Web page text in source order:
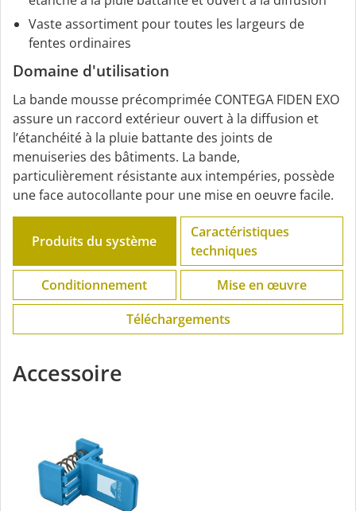
Vaste assortiment pour toutes les largeurs de
fentes ordinaires
Domaine d'utilisation
La bande mousse précomprimée CONTEGA FIDEN EXO
assure un raccord extérieur ouvert à la diffusion et
l’étanchéité à la pluie battante des joints de
menuiseries des bâtiments. La bande,
particulièrement résistante aux intempéries, possède
une face autocollante pour une mise en oeuvre facile.
Produits du système
Caractéristiques
techniques
Conditionnement
Mise en œuvre
Téléchargements
Accessoire